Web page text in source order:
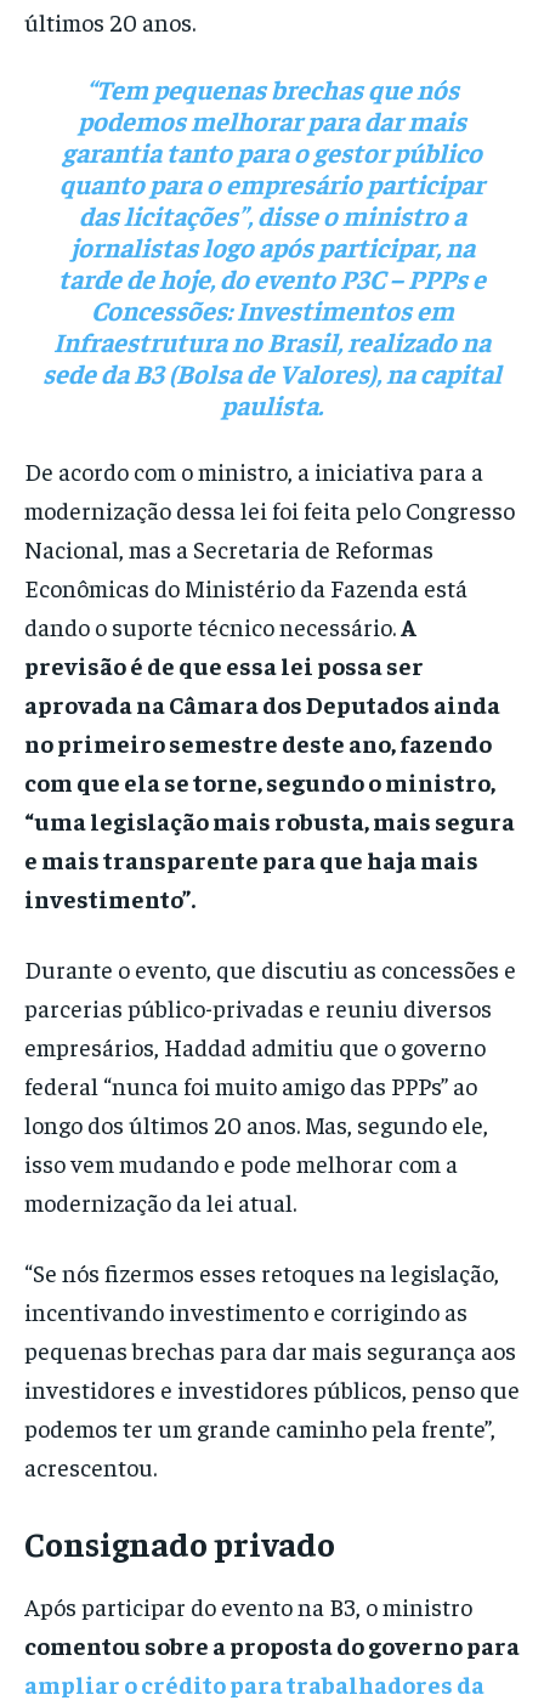
últimos 20 anos.
“Tem pequenas brechas que nós
podemos melhorar para dar mais
garantia tanto para o gestor público
quanto para o empresário participar
das licitações”, disse o ministro a
jornalistas logo após participar, na
tarde de hoje, do evento P3C – PPPs e
Concessões: Investimentos em
Infraestrutura no Brasil, realizado na
sede da B3 (Bolsa de Valores), na capital
paulista.
De acordo com o ministro, a iniciativa para a
modernização dessa lei foi feita pelo Congresso
Nacional, mas a Secretaria de Reformas
Econômicas do Ministério da Fazenda está
dando o suporte técnico necessário.A
previsão é de que essa lei possa ser
aprovada na Câmara dos Deputados ainda
no primeiro semestre deste ano, fazendo
com que ela se torne, segundo o ministro,
“uma legislação mais robusta, mais segura
e mais transparente para que haja mais
investimento”.
Durante o evento, que discutiu as concessões e
parcerias público-privadas e reuniu diversos
empresários, Haddad admitiu que o governo
federal “nunca foi muito amigo das PPPs” ao
longo dos últimos 20 anos. Mas, segundo ele,
isso vem mudando e pode melhorar com a
modernização da lei atual.
“Se nós fizermos esses retoques na legislação,
incentivando investimento e corrigindo as
pequenas brechas para dar mais segurança aos
investidores e investidores públicos, penso que
podemos ter um grande caminho pela frente”,
acrescentou.
Consignado privado
Após participar do evento na B3, o ministro
comentou sobre a proposta do governo para
ampliar o crédito para trabalhadores da